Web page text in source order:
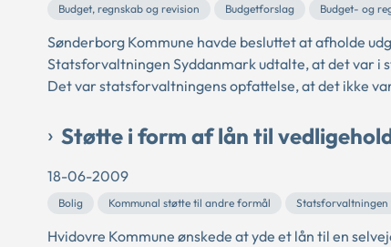
Budget, regnskab og revision Budgetforslag Budget- og
Sønderborg Kommune havde besluttet at afholde
Statsforvaltningen Syddanmark udtalte, at det var
Det var statsforvaltningens opfattelse, at det ikke
Støtte i form af lån til
18-06-2009
Bolig Kommunal støtte til andre formål Statsforvaltningen
Hvidovre Kommune ønskede at yde et lån til en